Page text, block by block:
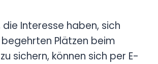
Interesse haben, sich
begehrten Plätzen beim
sichern, können sich per E-